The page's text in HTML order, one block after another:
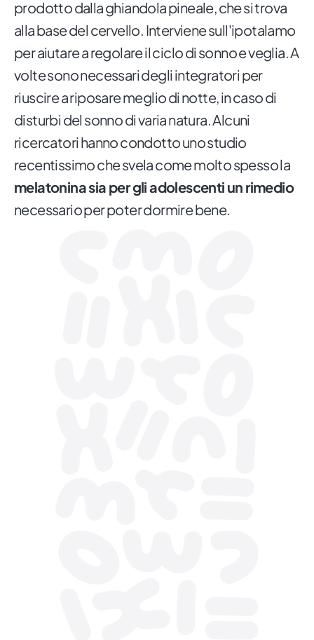
prodotto dalla ghiandola pineale, che si trova
alla base del cervello. Interviene sull'ipotalamo
per aiutare a regolare il ciclo di sonno e veglia. A
volte sono necessari degli integratori per
riuscire a riposare meglio di notte, in caso di
disturbi del sonno di varia natura. Alcuni
ricercatori hanno condotto uno studio
recentissimo che svela come molto spesso la
melatonina sia per gli adolescenti un rimedio
necessario per poter dormire bene.